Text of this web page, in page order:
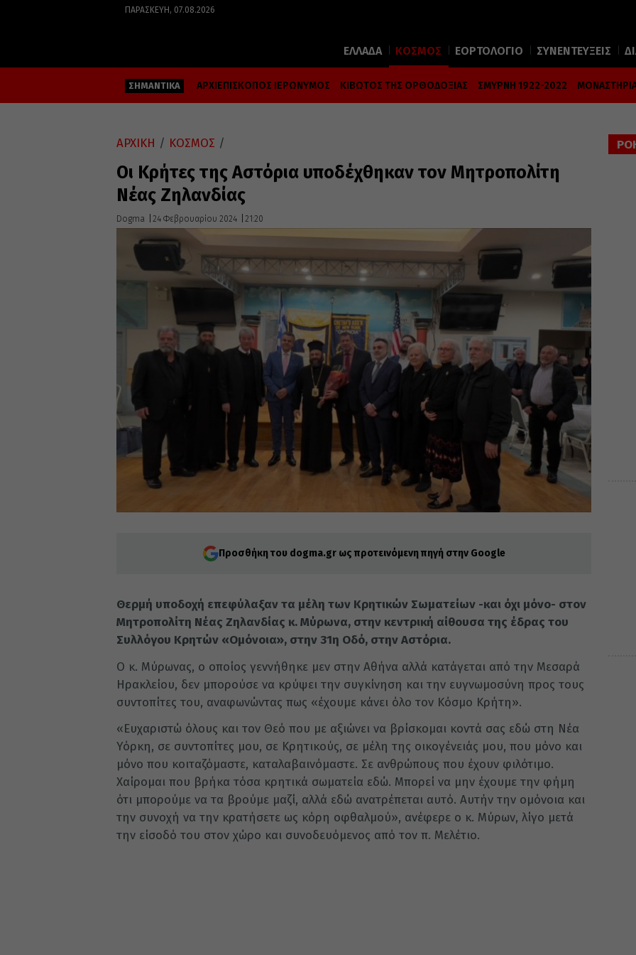
ΠΑΡΑΣΚΕΥΉ, 07.08.2026
ΕΛΛΑΔΑ ΚΟΣΜΟΣ ΕΟΡΤΟΛΟΓΙΟ ΣΥΝΕΝΤΕΥΞΕΙΣ
ΣΗΜΑΝΤΙΚΑ ΑΡΧΙΕΠΙΣΚΟΠΟΣ ΙΕΡΩΝΥΜΟΣ ΚΙΒΩΤΟΣ ΤΗΣ ΟΡΘΟΔΟΞΙΑΣ ΣΜΥΡΝΗ 1922-2022
ΑΡΧΙΚΗ / ΚΟΣΜΟΣ /
Οι Κρήτες της Αστόρια υποδέχθηκαν τον Μητροπολίτη
Νέας Ζηλανδίας
Dogma 24 Φεβρουαρίου 2024 21:20
Προσθήκη του dogma.gr ως προτεινόμενη πηγή στην Google
Θερμή υποδοχή επεφύλαξαν τα μέλη των Κρητικών Σωματείων -και όχι μόνο- στον
Μητροπολίτη Νέας Ζηλανδίας κ. Μύρωνα, στην κεντρική αίθουσα της έδρας του
Συλλόγου Κρητών «Ομόνοια», στην 31η Οδό, στην Αστόρια.
Ο κ. Μύρωνας, ο οποίος γεννήθηκε μεν στην Αθήνα αλλά κατάγεται από την Μεσαρά
Ηρακλείου, δεν μπορούσε να κρύψει την συγκίνηση και την ευγνωμοσύνη προς τους
συντοπίτες του, αναφωνώντας πως «έχουμε κάνει όλο τον Κόσμο Κρήτη».
«Ευχαριστώ όλους και τον Θεό που με αξιώνει να βρίσκομαι κοντά σας εδώ στη Νέα
Υόρκη, σε συντοπίτες μου, σε Κρητικούς, σε μέλη της οικογένειάς μου, που μόνο και
μόνο που κοιταζόμαστε, καταλαβαινόμαστε. Σε ανθρώπους που έχουν φιλότιμο.
Χαίρομαι που βρήκα τόσα κρητικά σωματεία εδώ. Μπορεί να μην έχουμε την φήμη
ότι μπορούμε να τα βρούμε μαζί, αλλά εδώ ανατρέπεται αυτό. Αυτήν την ομόνοια και
την συνοχή να την κρατήσετε ως κόρη οφθαλμού», ανέφερε ο κ. Μύρων, λίγο μετά
την είσοδό του στον χώρο και συνοδευόμενος από τον π. Μελέτιο.